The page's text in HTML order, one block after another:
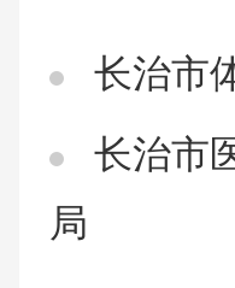
长治市
长治市
局